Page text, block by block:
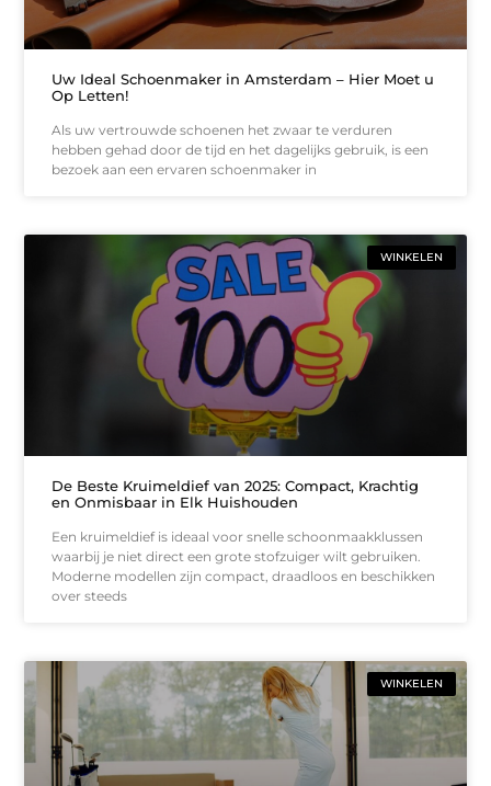
Uw Ideal Schoenmaker in Amsterdam – Hier Moet u
Op Letten!
Als uw vertrouwde schoenen het zwaar te verduren
hebben gehad door de tijd en het dagelijks gebruik, is een
bezoek aan een ervaren schoenmaker in
WINKELEN
De Beste Kruimeldief van 2025: Compact, Krachtig
en Onmisbaar in Elk Huishouden
Een kruimeldief is ideaal voor snelle schoonmaakklussen
waarbij je niet direct een grote stofzuiger wilt gebruiken.
Moderne modellen zijn compact, draadloos en beschikken
over steeds
WINKELEN